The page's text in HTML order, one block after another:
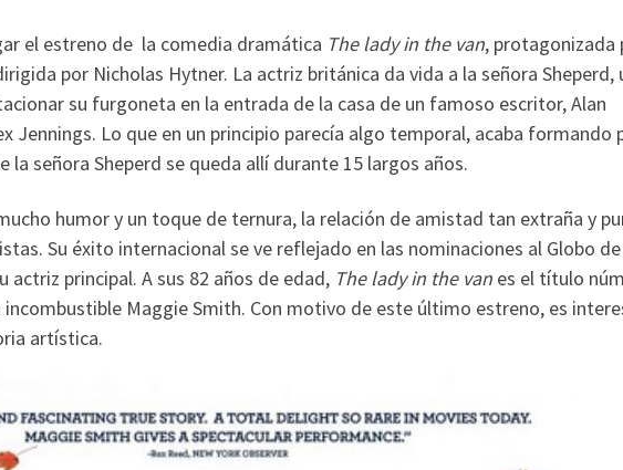
el estreno de la comedia dramática The lady in the van, protagonizada
por Nicholas Hytner. La actriz británica da vida a la señora Sheperd,
su furgoneta en la entrada de la casa de un famoso escritor, Alan
Jennings. Lo que en un principio parecía algo temporal, acaba formando
la señora Sheperd se queda allí durante 15 largos años.
humor y un toque de ternura, la relación de amistad tan extraña y
Su éxito internacional se ve reflejado en las nominaciones al Globo
actriz principal. A sus 82 años de edad, The lady in the van es el título
incombustible Maggie Smith. Con motivo de este último estreno, es
artística.